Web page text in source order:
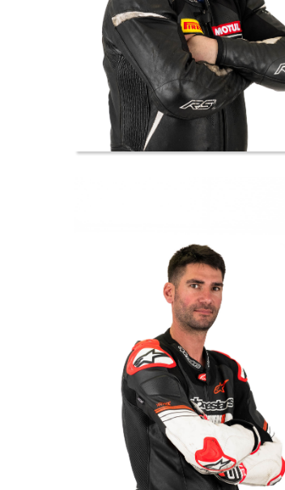
14 //
Adrien
BONHOMME
23 //
Mickael
ROUSSILLE